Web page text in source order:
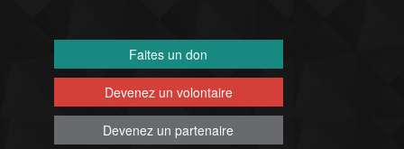
Faites un don
Devenez un volontaire
Devenez un partenaire